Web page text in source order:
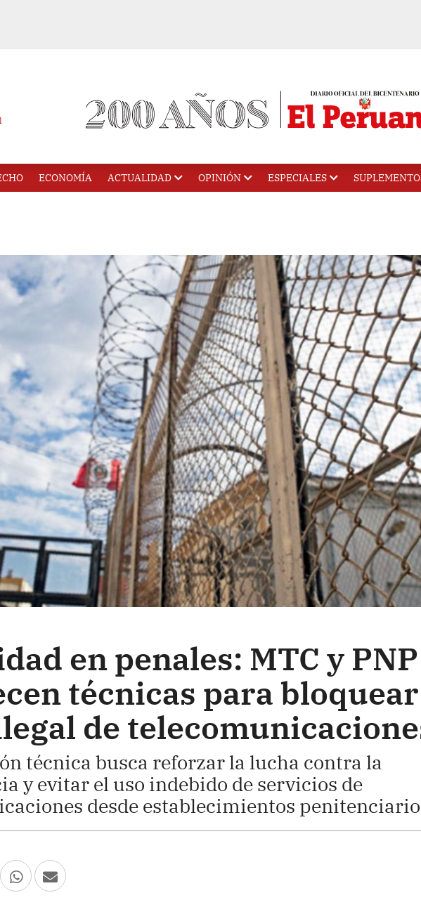
ECONOMÍA ACTUALIDAD OPINIÓN ESPECIALES
en penales: MTC y PNP
técnicas para bloquear
de
técnica busca reforzar la lucha contra la
y evitar el uso indebido de servicios de
desde establecimientos penitenciario